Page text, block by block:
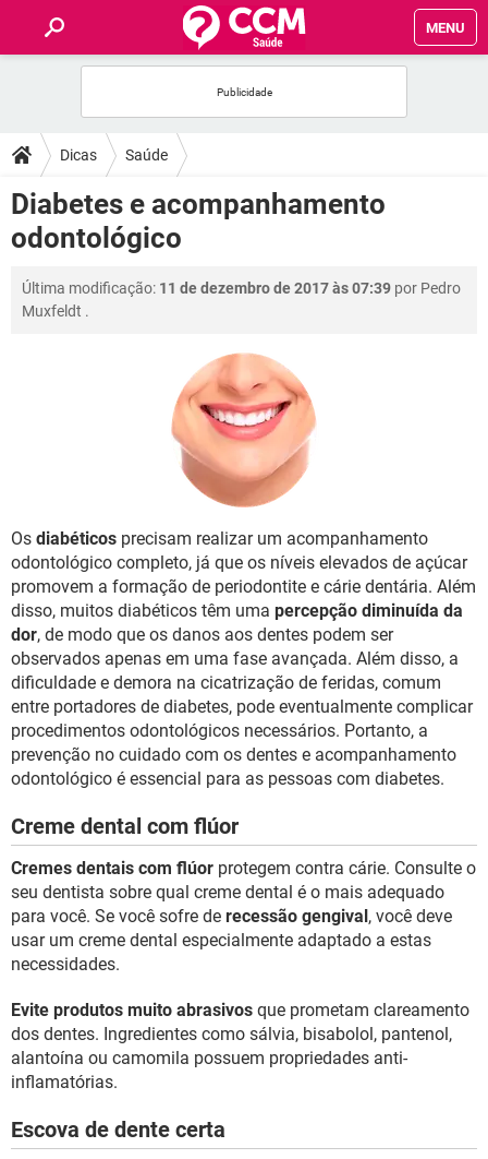
MENU
FÓRUM
SAÚDE
FAMÍLIA
NUTRIÇÃO
Dicas Saúde
Diabetes e acompanhamento
odontológico
Última modificação: 11 de dezembro de 2017 às 07:39 por Pedro
Muxfeldt .
Os diabéticos precisam realizar um acompanhamento
odontológico completo, já que os níveis elevados de açúcar
promovem a formação de periodontite e cárie dentária. Além
disso, muitos diabéticos têm uma percepção diminuída da
dor, de modo que os danos aos dentes podem ser
observados apenas em uma fase avançada. Além disso, a
dificuldade e demora na cicatrização de feridas, comum
entre portadores de diabetes, pode eventualmente complicar
procedimentos odontológicos necessários. Portanto, a
prevenção no cuidado com os dentes e acompanhamento
odontológico é essencial para as pessoas com diabetes.
Creme dental com flúor
Cremes dentais com flúor protegem contra cárie. Consulte o
seu dentista sobre qual creme dental é o mais adequado
para você. Se você sofre de recessão gengival, você deve
usar um creme dental especialmente adaptado a estas
necessidades.
Evite produtos muito abrasivos que prometam clareamento
dos dentes. Ingredientes como sálvia, bisabolol, pantenol,
alantoína ou camomila possuem propriedades anti-
inflamatórias.
Escova de dente certa